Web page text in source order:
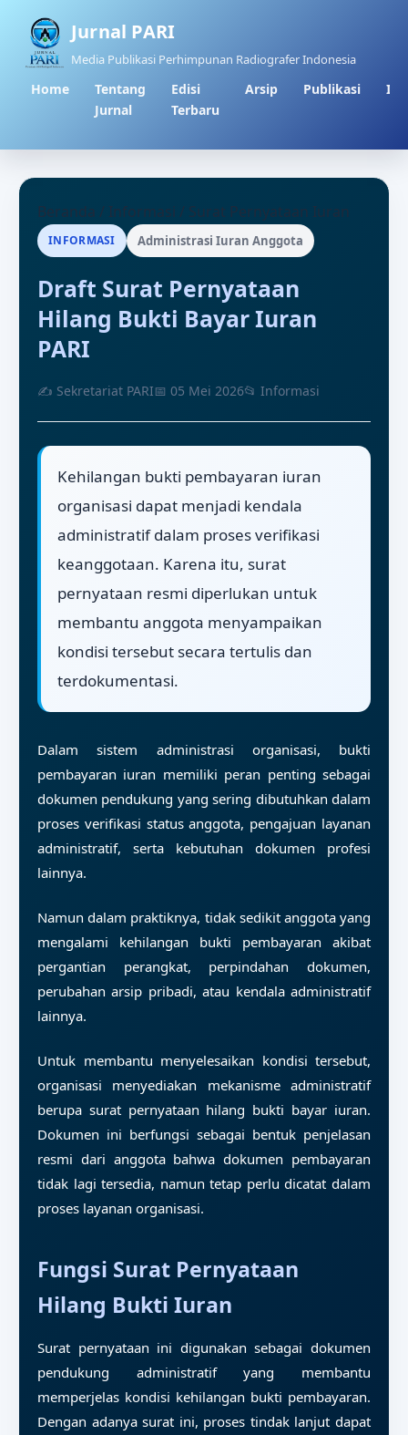
Jurnal PARI
Media Publikasi Perhimpunan Radiografer Indonesia
Home
Tentang
Jurnal
Edisi
Terbaru
Arsip Publikasi
Beranda / Informasi / Surat Pernyataan Iuran
INFORMASI Administrasi Iuran Anggota
Draft Surat Pernyataan
Hilang Bukti Bayar Iuran
PARI
✍ Sekretariat PARI📅 05 Mei 2026📂 Informasi
Kehilangan bukti pembayaran iuran
organisasi dapat menjadi kendala
administratif dalam proses verifikasi
keanggotaan. Karena itu, surat
pernyataan resmi diperlukan untuk
membantu anggota menyampaikan
kondisi tersebut secara tertulis dan
terdokumentasi.
Dalam sistem administrasi organisasi, bukti
pembayaran iuran memiliki peran penting sebagai
dokumen pendukung yang sering dibutuhkan dalam
proses verifikasi status anggota, pengajuan layanan
administratif, serta kebutuhan dokumen profesi
lainnya.
Namun dalam praktiknya, tidak sedikit anggota yang
mengalami kehilangan bukti pembayaran akibat
pergantian perangkat, perpindahan dokumen,
perubahan arsip pribadi, atau kendala administratif
lainnya.
Untuk membantu menyelesaikan kondisi tersebut,
organisasi menyediakan mekanisme administratif
berupa surat pernyataan hilang bukti bayar iuran.
Dokumen ini berfungsi sebagai bentuk penjelasan
resmi dari anggota bahwa dokumen pembayaran
tidak lagi tersedia, namun tetap perlu dicatat dalam
proses layanan organisasi.
Fungsi Surat Pernyataan
Hilang Bukti Iuran
Surat pernyataan ini digunakan sebagai dokumen
pendukung administratif yang membantu
memperjelas kondisi kehilangan bukti pembayaran.
Dengan adanya surat ini, proses tindak lanjut dapat